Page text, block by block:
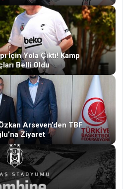
İçin Yola Çıktı! Kamp
Belli Oldu
Arseven’den TBF
Ziyaret